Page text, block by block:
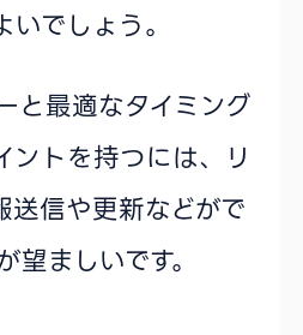
でしょう。
と最適なタイミング
ントを持つには、リ
送信や更新などがで
ましいです。